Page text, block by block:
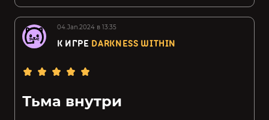
04.Jan.2024 в 13:35
К ИГРЕ DARKNESS WITHIN
Тьма внутри